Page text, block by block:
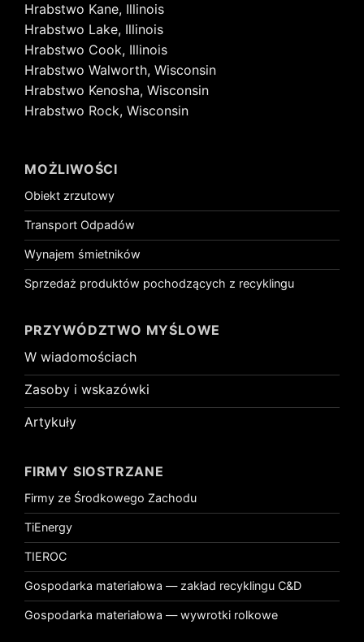
Hrabstwo Kane, Illinois
Hrabstwo Lake, Illinois
Hrabstwo Cook, Illinois
Hrabstwo Walworth, Wisconsin
Hrabstwo Kenosha, Wisconsin
Hrabstwo Rock, Wisconsin
MOŻLIWOŚCI
Obiekt zrzutowy
Transport Odpadów
Wynajem śmietników
Sprzedaż produktów pochodzących z recyklingu
PRZYWÓDZTWO MYŚLOWE
W wiadomościach
Zasoby i wskazówki
Artykuły
FIRMY SIOSTRZANE
Firmy ze Środkowego Zachodu
TiEnergy
TIEROC
Gospodarka materiałowa — zakład recyklingu C&D
Gospodarka materiałowa — wywrotki rolkowe